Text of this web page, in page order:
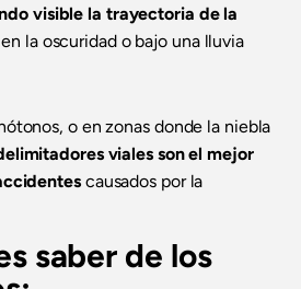
visible la trayectoria de la
la oscuridad o bajo una lluvia
o en zonas donde la niebla
viales son el mejor
causados por la
saber de los